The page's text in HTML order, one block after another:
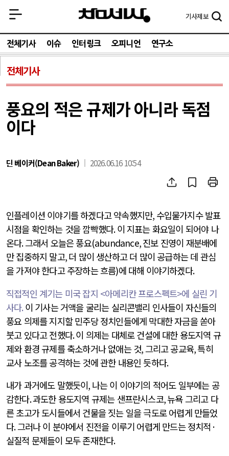
기사제보
전체기사 이슈 인터링크 오피니언 연구소
전체기사
풍요의 적은 규제가 아니라 독점
이다
딘 베이커(Dean Baker) 2026.06.16 10:54
인플레이션 이야기를 하겠다고 약속했지만, 수입물가지수 발표
시점을 확인하는 것을 깜빡했다.이 지표는 화요일이 되어야 나
온다.그래서 오늘은 풍요(abundance,진보 진영이 재분배에
만 집중하지 말고,더 많이 생산하고 더 많이 공급하는 데 관심
을 가져야 한다고 주장하는 흐름)에 대해 이야기하겠다.
직접적인 계기는 미국 잡지 <아메리칸 프로스펙트>에 실린 기
사다. 이 기사는 거액을 굴리는 실리콘밸리 인사들이 자신들의
풍요 의제를 지지할 민주당 정치인들에게 막대한 자금을 쏟아
붓고 있다고 전했다.이 의제는 대체로 건설에 대한 용도지역 규
제와 환경 규제를 축소하거나 없애는 것,그리고 공교육,특히
교사 노조를 공격하는 것에 관한 내용인 듯하다.
내가 과거에도 말했듯이, 나는 이 이야기의 적어도 일부에는 공
감한다.과도한 용도지역 규제는 샌프란시스코,뉴욕 그리고 다
른 초고가 도시들에서 건물을 짓는 일을 극도로 어렵게 만들었
다.그러나 이 분야에서 진전을 이루기 어렵게 만드는 정치적 ·
실질적 문제들이 모두 존재한다.